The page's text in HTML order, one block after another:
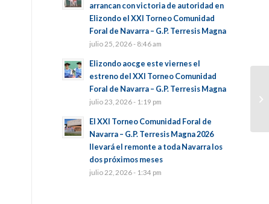
arrancan con victoria de autoridad en
Elizondo el XXI Torneo Comunidad
Foral de Navarra – G.P. Terresis Magna
julio 25, 2026 - 8:46 am
Elizondo aocge este viernes el
estreno del XXI Torneo Comunidad
Foral de Navarra – G.P. Terresis Magna
julio 23, 2026 - 1:19 pm
El XXI Torneo Comunidad Foral de
Navarra – G.P. Terresis Magna 2026
llevará el remonte a toda Navarra los
dos próximos meses
julio 22, 2026 - 1:34 pm